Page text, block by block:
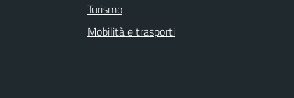
Turismo
Mobilità e trasporti